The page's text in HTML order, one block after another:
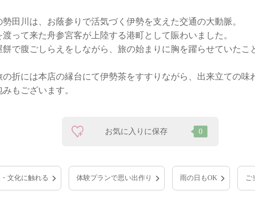
田川は、お蔭参りで活気づく伊勢を支えた交通の大動脈。
って来た舟参宮客が上陸する港町として賑わいました。
で腹ごしらえをしながら、旅の始まりに胸を躍らせていたこ
折には本店の縁台にて伊勢茶をすすりながら、出来立ての味
もございます。
お気に入りに保存 0
文化に触れる 体験プランで思い出作り 雨の日もOK ご